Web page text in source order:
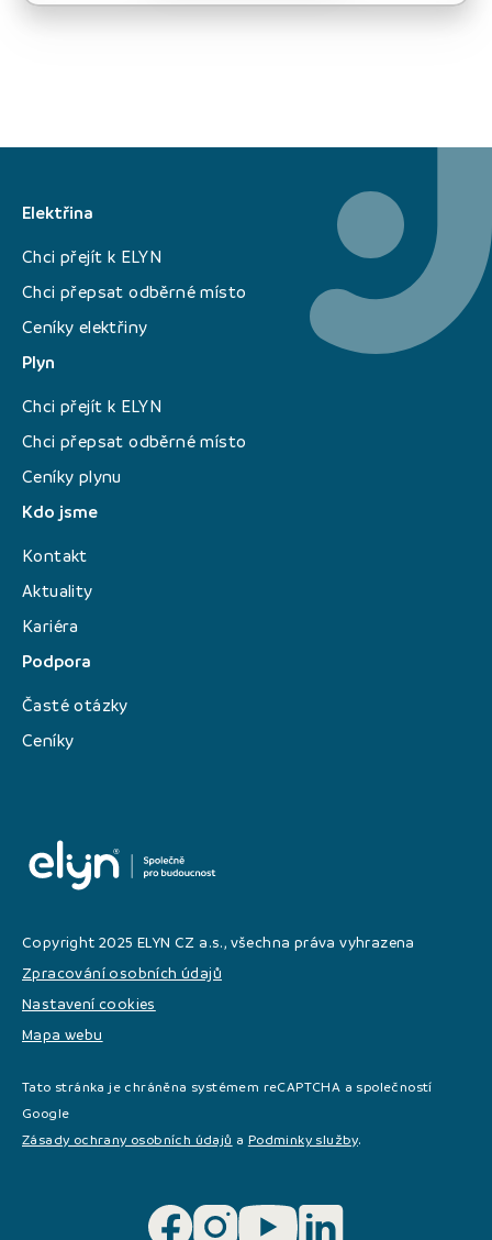
Elektřina
Chci přejít k ELYN
Chci přepsat odběrné místo
Ceníky elektřiny
Plyn
Chci přejít k ELYN
Chci přepsat odběrné místo
Ceníky plynu
Kdo jsme
Kontakt
Aktuality
Kariéra
Podpora
Časté otázky
Ceníky
Copyright 2025 ELYN CZ a.s., všechna práva vyhrazena
Zpracování osobních údajů
Nastavení cookies
Mapa webu
Tato stránka je chráněna systémem reCAPTCHA a společností
Google
Zásady ochrany osobních údajů a Podminky služby.